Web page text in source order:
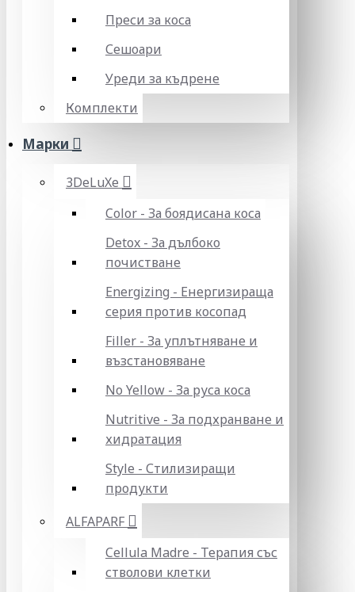
Преси за коса
Сешоари
Уреди за къдрене
Комплекти
Марки
3DeLuXe
Color - За боядисана коса
Detox - За дълбоко
почистване
Energizing - Енергизираща
серия против косопад
Filler - За уплътняване и
възстановяване
No Yellow - За руса коса
Nutritive - За подхранване и
хидратация
Style - Стилизиращи
продукти
ALFAPARF
Cellula Madre - Терапия със
стволови клетки